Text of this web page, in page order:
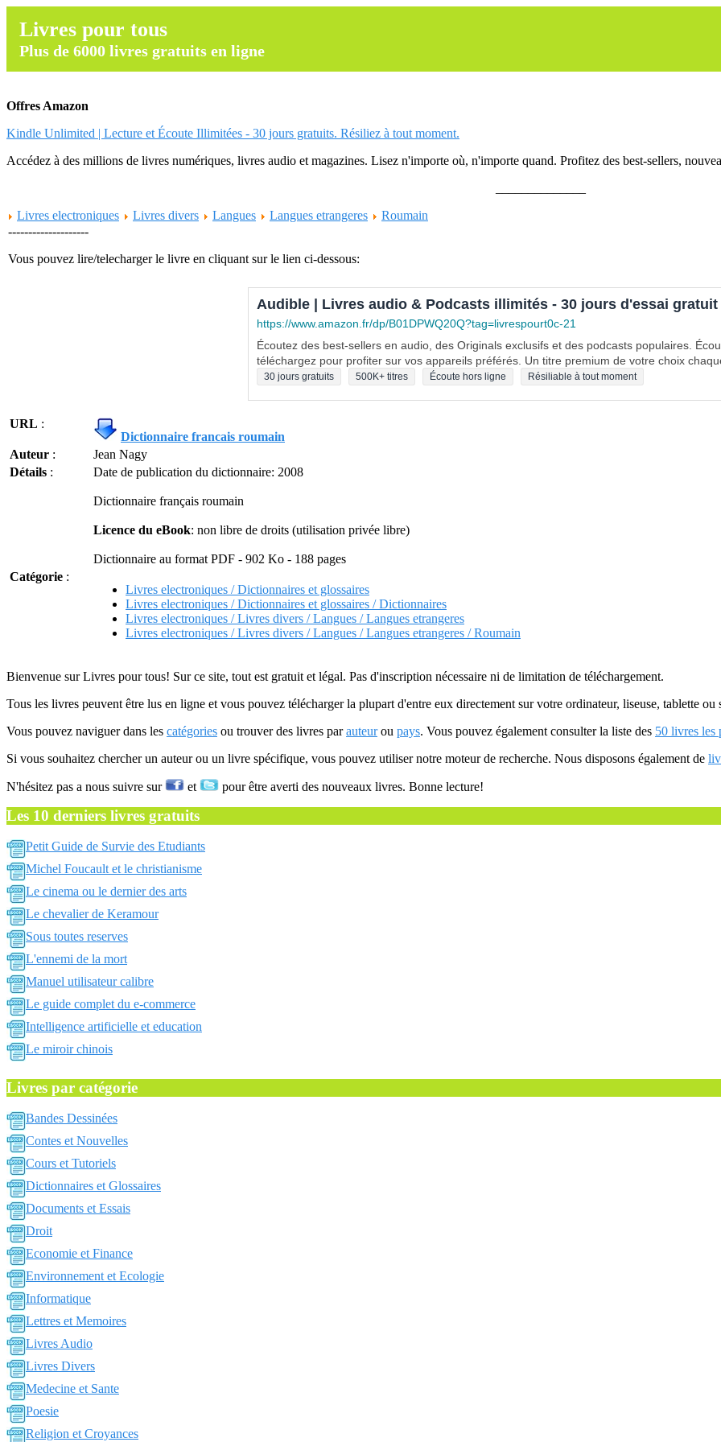
Livres pour tous
Plus de 6000 livres gratuits en ligne
Offres Amazon
Kindle Unlimited | Lecture et Écoute Illimitées - 30 jours gratuits. Résiliez à tout moment.
Accédez à des millions de livres numériques, livres audio et magazines. Lisez n'importe où, n'importe quand. Profitez des best-sellers,
Livres electroniques
Livres divers Langues Langues etrangeres
Roumain
--------------------
Vous pouvez lire/telecharger le livre en cliquant sur le lien ci-dessous:
Audible | Livres audio & Podcasts illimités - 30 jours d'essai gratuit
https://www.amazon.fr/dp/B01DPWQ20Q?tag=livrespourt0c-21
Écoutez des best-sellers en audio, des Originals exclusifs et des podcasts populaires.
téléchargez pour profiter sur vos appareils préférés. Un titre premium de votre choix
30 jours gratuits 500K+ titres Écoute hors ligne Résiliable à tout moment
URL :
Dictionnaire francais roumain
Auteur :
Jean Nagy
Détails : Date de publication du dictionnaire: 2008
Dictionnaire français roumain
Licence du eBook: non libre de droits (utilisation privée libre)
Dictionnaire au format PDF - 902 Ko - 188 pages
Catégorie :
Livres electroniques / Dictionnaires et glossaires
Livres electroniques / Dictionnaires et glossaires / Dictionnaires
Livres electroniques / Livres divers / Langues / Langues etrangeres
Livres electroniques / Livres divers / Langues / Langues etrangeres / Roumain
Bienvenue sur Livres pour tous! Sur ce site, tout est gratuit et légal. Pas d'inscription nécessaire ni de limitation de téléchargement.
Tous les livres peuvent être lus en ligne et vous pouvez télécharger la plupart d'entre eux directement sur votre ordinateur, liseuse, tablette ou
Vous pouvez naviguer dans les catégories ou trouver des livres parauteurou pays. Vous pouvez également consulter la liste des 50 livres les
Si vous souhaitez chercher un auteur ou un livre spécifique, vous pouvez utiliser notre moteur de recherche. Nous disposons également de
N'hésitez pas a nous suivre sur et pour être averti des nouveaux livres. Bonne lecture!
Les 10 derniers livres gratuits
Petit Guide de Survie des Etudiants
Michel Foucault et le christianisme
Le cinema ou le dernier des arts
Le chevalier de Keramour
Sous toutes reserves
L'ennemi de la mort
Manuel utilisateur calibre
Le guide complet du e-commerce
Intelligence artificielle et education
Le miroir chinois
Livres par catégorie
Bandes Dessinées
Contes et Nouvelles
Cours et Tutoriels
Dictionnaires et Glossaires
Documents et Essais
Droit
Economie et Finance
Environnement et Ecologie
Informatique
Lettres et Memoires
Livres Audio
Livres Divers
Medecine et Sante
Poesie
Religion et Croyances